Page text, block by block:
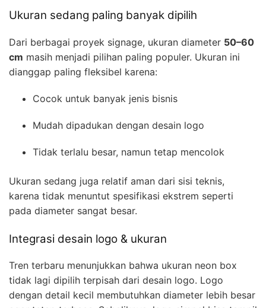
Ukuran sedang paling banyak dipilih
Dari berbagai proyek signage, ukuran diameter 50–60
cm masih menjadi pilihan paling populer. Ukuran ini
dianggap paling fleksibel karena:
Cocok untuk banyak jenis bisnis
Mudah dipadukan dengan desain logo
Tidak terlalu besar, namun tetap mencolok
Ukuran sedang juga relatif aman dari sisi teknis,
karena tidak menuntut spesifikasi ekstrem seperti
pada diameter sangat besar.
Integrasi desain logo & ukuran
Tren terbaru menunjukkan bahwa ukuran neon box
tidak lagi dipilih terpisah dari desain logo. Logo
dengan detail kecil membutuhkan diameter lebih besar